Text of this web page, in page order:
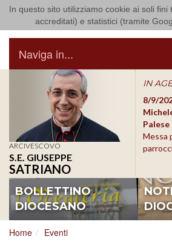
In questo sito utilizziamo cookie ai soli fini
accreditati) e statistici (tramite
Arcidiocesi di Bari
Naviga in...
ARCIVESCOVO
S.E. GIUSEPPE
SATRIANO
IN
8/17/2026
Conversano
Conferenza Episcopale
Pugliese
8/9/
Palese
Messa
BOLLETTINO
DIOCESANO
Home Eventi